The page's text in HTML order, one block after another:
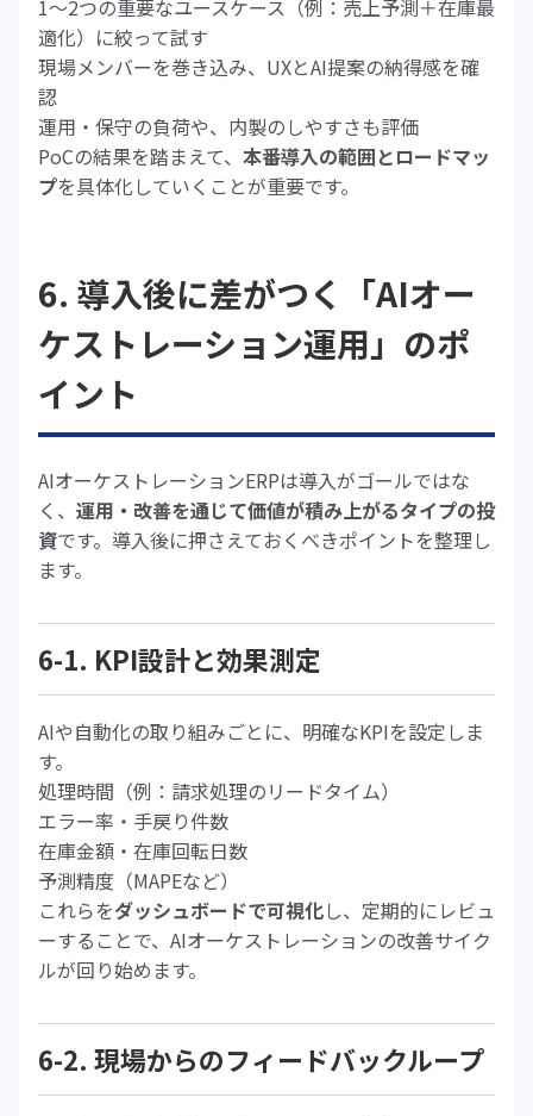
1〜2つの重要なユースケース（例：売上予測＋在庫最
適化）に絞って試す
現場メンバーを巻き込み、UXとAI提案の納得感を確
認
運用・保守の負荷や、内製のしやすさも評価
PoCの結果を踏まえて、 本番導入の範囲とロードマッ
プを具体化していくことが重要です。
6. 導入後に差がつく「AIオー
ケストレーション運用」のポ
イント
AIオーケストレーションERPは導入がゴールではな
く、 運用・改善を通じて価値が積み上がるタイプの投
資です。導入後に押さえておくべきポイントを整理し
ます。
6-1. KPI設計と効果測定
AIや自動化の取り組みごとに、明確なKPIを設定しま
す。
処理時間（例：請求処理のリードタイム）
エラー率・手戻り件数
在庫金額・在庫回転日数
予測精度（MAPEなど）
これらをダッシュボードで可視化し、定期的にレビュ
ーすることで、AIオーケストレーションの改善サイク
ルが回り始めます。
6-2. 現場からのフィードバックループ